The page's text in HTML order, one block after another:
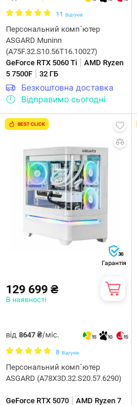
11 Відгуків
Персональний комп`ютер
ASGARD Muninn
(A75F.32.S10.56T16.10027)
GeForce RTX 5060 Ti
AMD Ryzen
5 7500F
32 ГБ
Безкоштовна доставка
Відправимо сьогодні
BEST CLICK
36
Гарантія
129 699 ₴
В наявності
від 8647 ₴/міс. 15 10 15
8 Відгуків
Персональний комп`ютер
ASGARD (A78X3D.32.S20.57.6290)
GeForce RTX 5070 AMD Ryzen 7